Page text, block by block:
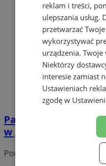
Park Zadole bez
w granicach
Portal należy do sieci
reklam i treści,
ulepszania usług.
przetwarzać
wykorzystywać
urządzenia.
Niektórzy
interesie zamiast
Ustawieniach
zgodę w